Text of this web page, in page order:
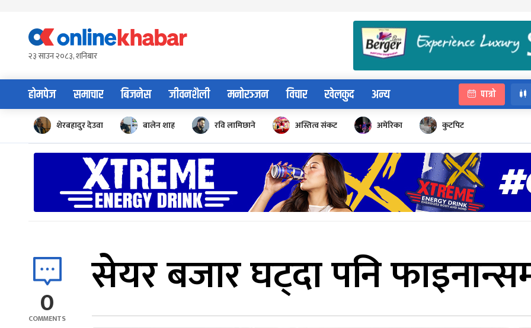
content२३ साउन २०८३, शनिबार
होमपेज समाचार बिजनेस जीवनशैली मनोरञ्जन विचार खेलकुद अन्य पात्रो
शेरबहादुर देउवा बालेन शाह रवि लामिछाने अस्तित्व संकट अमेरिका कुटपिट
0
COMMENTS
सेयर बजार घट्दा पनि